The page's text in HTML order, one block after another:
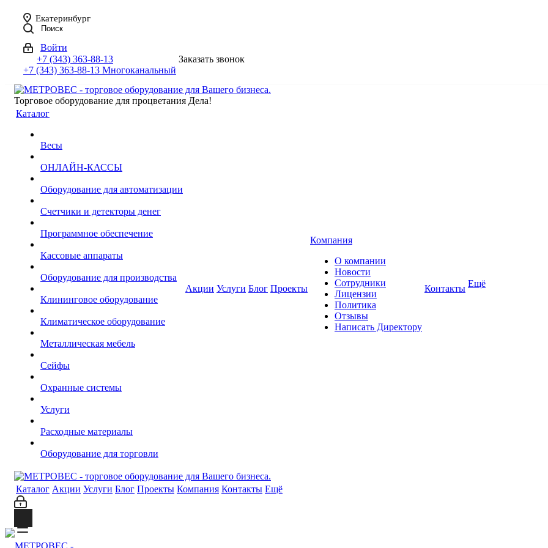
Екатеринбург
Поиск
Войти
+7 (343) 363-88-13
+7 (343) 363-88-13 Многоканальный
Заказать звонок
Торговое оборудование для процветания Дела!
Каталог
Весы
ОНЛАЙН-КАССЫ
Оборудование для автоматизации
Счетчики и детекторы денег
Программное обеспечение
Кассовые аппараты
Оборудование для производства
Клининговое оборудование
Климатическое оборудование
Металлическая мебель
Сейфы
Охранные системы
Услуги
Расходные материалы
Оборудование для торговли
Акции Услуги Блог Проекты
Компания
О компании
Новости
Сотрудники
Лицензии
Политика
Отзывы
Написать Директору
Контакты Ещё
Каталог Акции Услуги Блог Проекты Компания Контакты Ещё